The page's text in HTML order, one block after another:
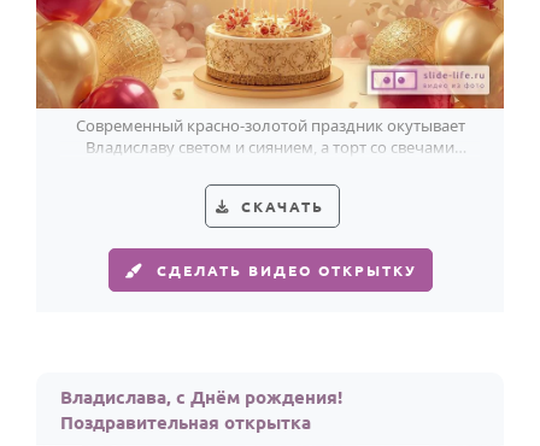
Современный красно-золотой праздник окутывает
Владиславу светом и сиянием, а торт со свечами
СКАЧАТЬ
СДЕЛАТЬ ВИДЕО ОТКРЫТКУ
Владислава, с Днём рождения!
Поздравительная открытка